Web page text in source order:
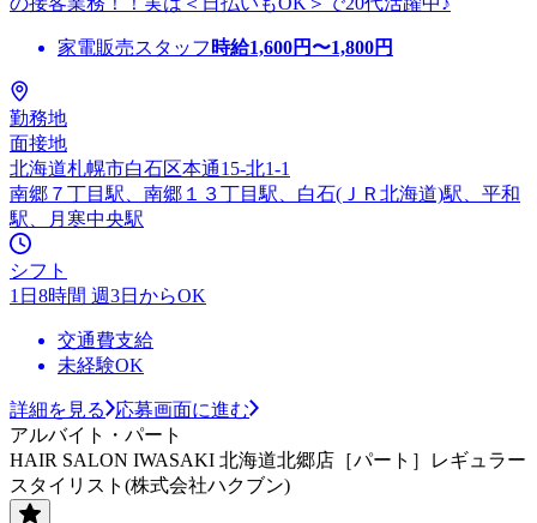
家電販売スタッフ 時給1,600円〜1,800円
勤務地
面接地
北海道札幌市白石区本通15-北1-1
南郷７丁目駅、南郷１３丁目駅、白石(ＪＲ北海道)駅、平和
駅、月寒中央駅
シフト
1日8時間 週3日からOK
交通費支給
未経験OK
詳細を見る
応募画面に進む
アルバイト・パート
HAIR SALON IWASAKI 北海道北郷店［パート］レギュラー
スタイリスト(株式会社ハクブン)